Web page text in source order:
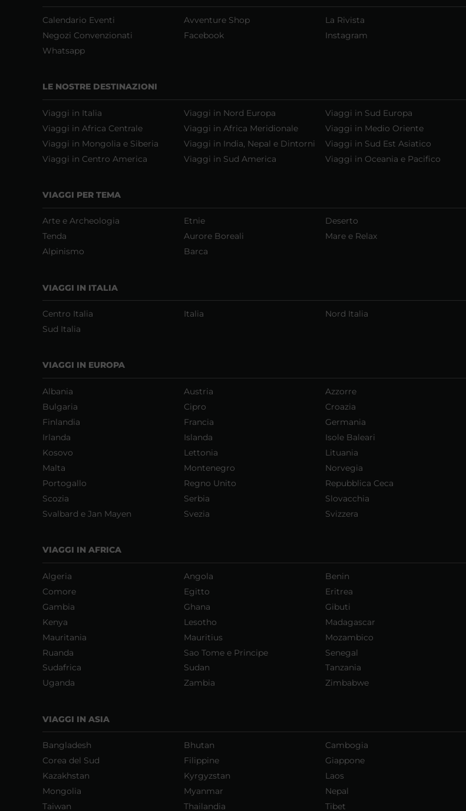
Calendario Eventi Avventure Shop La Rivista
Negozi Convenzionati
Facebook Instagram
Whatsapp
LE NOSTRE DESTINAZIONI
Viaggi in Italia Viaggi in Nord Europa Viaggi in Sud Europa
Viaggi in Africa Centrale
Viaggi in Africa Meridionale Viaggi in Medio Oriente
Viaggi in Mongolia e Siberia
Viaggi in India, Nepal e Dintorni Viaggi in Sud Est Asiatico
Viaggi in Centro America
Viaggi in Sud America Viaggi in Oceania e Pacifico
VIAGGI PER TEMA
Arte e Archeologia Etnie Deserto
Tenda
Aurore Boreali Mare e Relax
Alpinismo
Barca
VIAGGI IN ITALIA
Centro Italia Italia Nord Italia
Sud Italia
VIAGGI IN EUROPA
Albania Austria Azzorre
Bulgaria
Cipro Croazia
Finlandia
Francia Germania
Irlanda
Islanda Isole Baleari
Kosovo
Lettonia Lituania
Malta
Montenegro Norvegia
Portogallo
Regno Unito Repubblica Ceca
Scozia
Serbia Slovacchia
Svalbard e Jan Mayen
Svezia Svizzera
VIAGGI IN AFRICA
Algeria Angola Benin
Comore
Egitto Eritrea
Gambia
Ghana Gibuti
Kenya
Lesotho Madagascar
Mauritania
Mauritius Mozambico
Ruanda
Sao Tome e Principe Senegal
Sudafrica
Sudan Tanzania
Uganda
Zambia Zimbabwe
VIAGGI IN ASIA
Bangladesh Bhutan Cambogia
Corea del Sud
Filippine Giappone
Kazakhstan
Kyrgyzstan Laos
Mongolia
Myanmar Nepal
Taiwan
Thailandia Tibet